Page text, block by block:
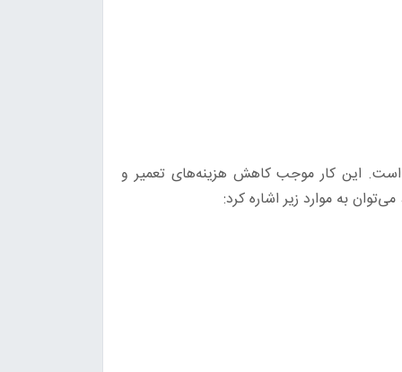
است. این کار موجب کاهش هزینه‌های تعمیر و